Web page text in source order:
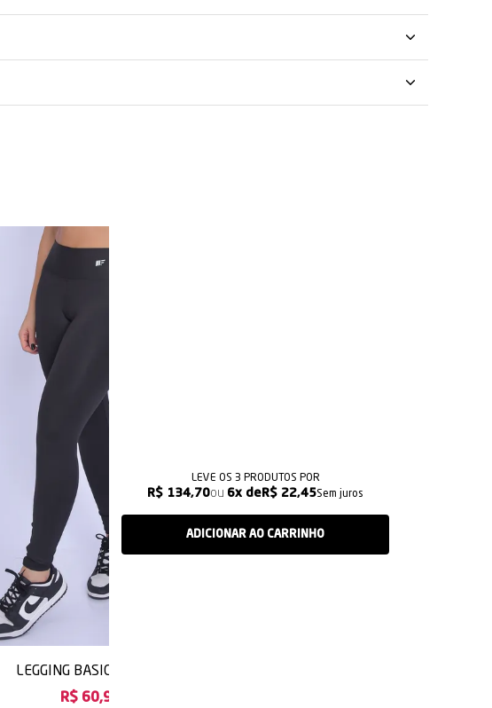
LEGGING BASICA PRETO
R$ 60,90
LEVE OS 3 PRODUTOS
R$ 134,70 6x R$ 22,45Sem juros